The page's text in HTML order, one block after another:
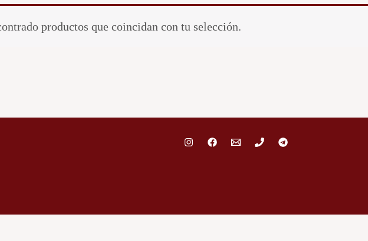
productos que coincidan con tu selección.